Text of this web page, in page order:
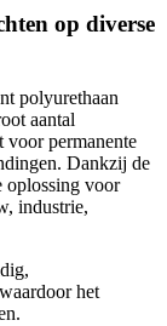
op diverse
polyurethaan
aantal
voor permanente
Dankzij de
oplossing voor
industrie,
het